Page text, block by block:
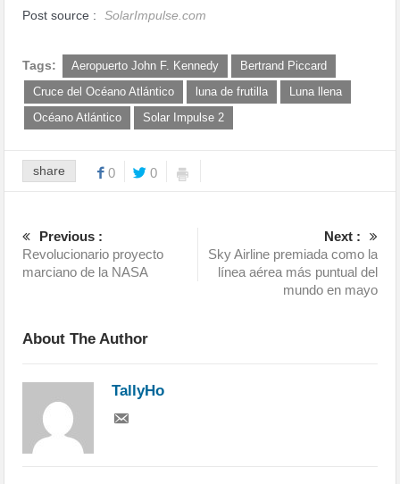
Post source : SolarImpulse.com
Tags: Aeropuerto John F. Kennedy
Bertrand Piccard
Cruce del Océano Atlántico
luna de frutilla
Luna llena
Océano Atlántico
Solar Impulse 2
share 0 0
Previous :
Revolucionario proyecto
marciano de la NASA
Next :
Sky Airline premiada como la
línea aérea más puntual del
mundo en mayo
About The Author
TallyHo